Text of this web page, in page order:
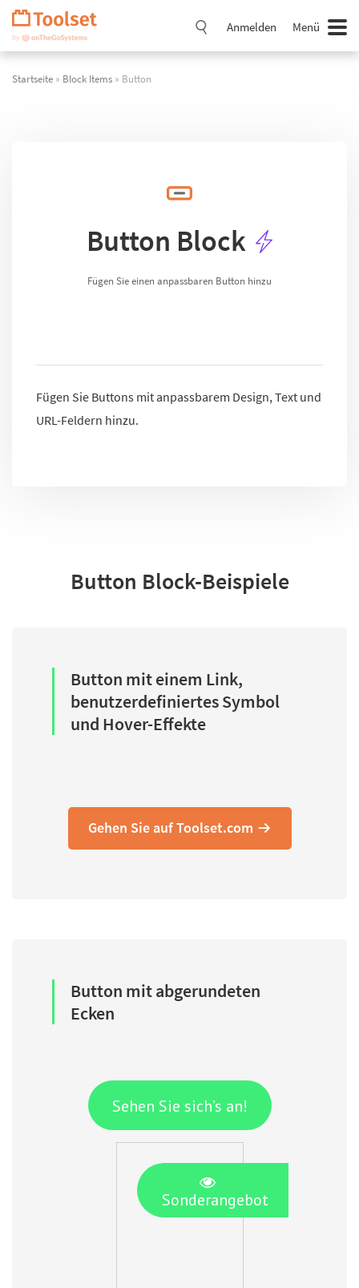
Navigation
überspringen
Anmelden Menü
Startseite » Block Items » Button
Button Block
Fügen Sie einen anpassbaren Button hinzu
Fügen Sie Buttons mit anpassbarem Design, Text und
URL-Feldern hinzu.
Button Block-Beispiele
Button mit einem Link,
benutzerdefiniertes Symbol
und Hover-Effekte
Gehen Sie auf Toolset.com
Button mit abgerundeten
Ecken
Sehen Sie sich’s an!
Sonderangebot